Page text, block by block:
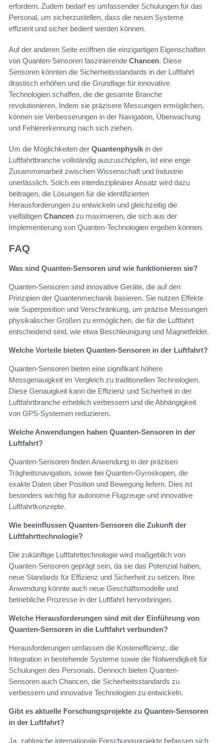
erfordern. Zudem bedarf es umfassender Schulungen für das
Personal, um sicherzustellen, dass die neuen Systeme
effizient und sicher bedient werden können.
Auf der anderen Seite eröffnen die einzigartigen Eigenschaften
von Quanten-Sensoren faszinierende Chancen. Diese
Sensoren könnten die Sicherheitsstandards in der Luftfahrt
drastisch erhöhen und die Grundlage für innovative
Technologien schaffen, die die gesamte Branche
revolutionieren. Indem sie präzisere Messungen ermöglichen,
können sie Verbesserungen in der Navigation, Überwachung
und Fehlererkennung nach sich ziehen.
Um die Möglichkeiten der Quantenphysik in der
Luftfahrtbranche vollständig auszuschöpfen, ist eine enge
Zusammenarbeit zwischen Wissenschaft und Industrie
unerlässlich. Solch ein interdisziplinärer Ansatz wird dazu
beitragen, die Lösungen für die identifizierten
Herausforderungen zu entwickeln und gleichzeitig die
vielfältigen Chancen zu maximieren, die sich aus der
Implementierung von Quanten-Technologien ergeben können.
FAQ
Was sind Quanten-Sensoren und wie funktionieren sie?
Quanten-Sensoren sind innovative Geräte, die auf den
Prinzipien der Quantenmechanik basieren. Sie nutzen Effekte
wie Superposition und Verschränkung, um präzise Messungen
physikalischer Größen zu ermöglichen, die für die Luftfahrt
entscheidend sind, wie etwa Beschleunigung und Magnetfelder.
Welche Vorteile bieten Quanten-Sensoren in der Luftfahrt?
Quanten-Sensoren bieten eine signifikant höhere
Messgenauigkeit im Vergleich zu traditionellen Technologien.
Diese Genauigkeit kann die Effizienz und Sicherheit in der
Luftfahrtbranche erheblich verbessern und die Abhängigkeit
von GPS-Systemen reduzieren.
Welche Anwendungen haben Quanten-Sensoren in der
Luftfahrt?
Quanten-Sensoren finden Anwendung in der präzisen
Trägheitsnavigation, sowie bei Quanten-Gyroskopen, die
exakte Daten über Position und Bewegung liefern. Dies ist
besonders wichtig für autonome Flugzeuge und innovative
Luftfahrtkonzepte.
Wie beeinflussen Quanten-Sensoren die Zukunft der
Luftfahrttechnologie?
Die zukünftige Luftfahrttechnologie wird maßgeblich von
Quanten-Sensoren geprägt sein, da sie das Potenzial haben,
neue Standards für Effizienz und Sicherheit zu setzen. Ihre
Anwendung könnte auch neue Geschäftsmodelle und
betriebliche Prozesse in der Luftfahrt hervorbringen.
Welche Herausforderungen sind mit der Einführung von
Quanten-Sensoren in die Luftfahrt verbunden?
Herausforderungen umfassen die Kosteneffizienz, die
Integration in bestehende Systeme sowie die Notwendigkeit für
Schulungen des Personals. Dennoch bieten Quanten-
Sensoren auch Chancen, die Sicherheitsstandards zu
verbessern und innovative Technologien zu entwickeln.
Gibt es aktuelle Forschungsprojekte zu Quanten-Sensoren
in der Luftfahrt?
Ja, zahlreiche internationale Forschungsprojekte befassen sich